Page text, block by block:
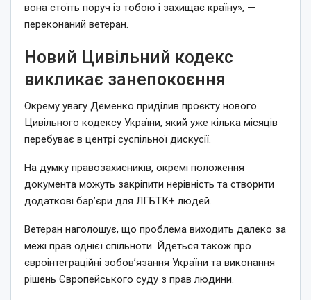
вона стоїть поруч із тобою і захищає країну», —
переконаний ветеран.
Новий Цивільний кодекс
викликає занепокоєння
Окрему увагу Деменко приділив проєкту нового
Цивільного кодексу України, який уже кілька місяців
перебуває в центрі суспільної дискусії.
На думку правозахисників, окремі положення
документа можуть закріпити нерівність та створити
додаткові бар’єри для ЛГБТК+ людей.
Ветеран наголошує, що проблема виходить далеко за
межі прав однієї спільноти. Йдеться також про
євроінтеграційні зобов’язання України та виконання
рішень Європейського суду з прав людини.